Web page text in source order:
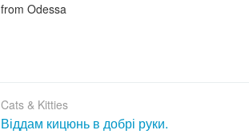
from Odessa
Cats & Kitties
Віддам кицюнь в добрі руки.